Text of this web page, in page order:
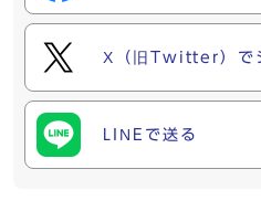
X（旧Twitter）で
LINEで送る